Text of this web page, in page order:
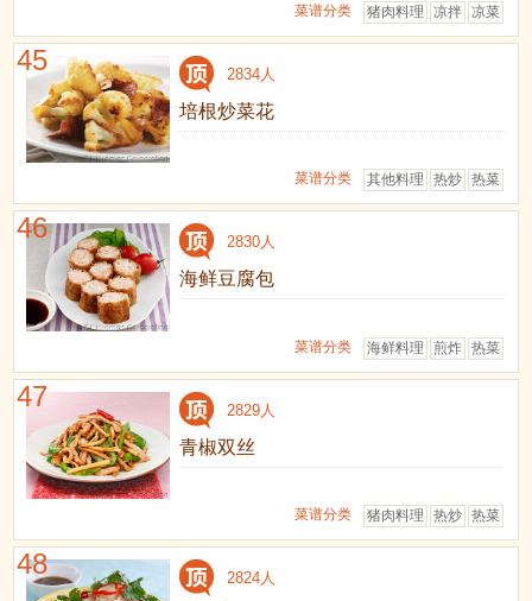
凉菜
凉拌
猪肉料理
菜谱分类
45 2834人
培根炒菜花
热菜
热炒
其他料理
菜谱分类
46 2830人
海鲜豆腐包
热菜
煎炸
海鲜料理
菜谱分类
47 2829人
青椒双丝
热菜
热炒
猪肉料理
菜谱分类
48 2824人